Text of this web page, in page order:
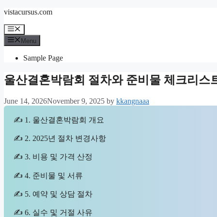
Skip
content
vistacursus.com
Menu
Menu
Sample Page
울산결혼박람회 절차와 준비물 체크리스
June 14, 2026November 9, 2025 by kkangnaaa
✍ 1. 울산결혼박람회 개요
✍ 2. 2025년 절차 변경사항
✍ 3. 비용 및 가격 산정
✍ 4. 준비물 및 서류
✍ 5. 예약 및 상담 절차
✍ 6. 실수 및 거절 사유